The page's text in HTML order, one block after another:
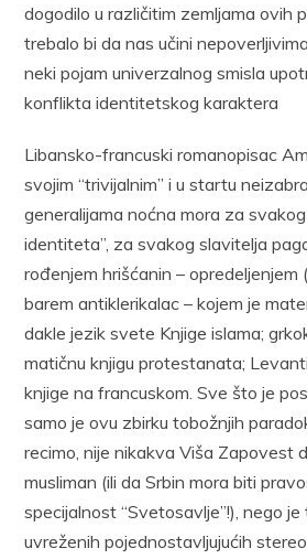
dogodilo u različitim zemljama ovih
trebalo bi da nas učini
neki pojam univerzalnog smisla
konflikta identitetskog karaktera
Libansko-francuski romanopisac
svojim “trivijalnim” i u startu
generalijama noćna mora za
identiteta”, za svakog slavitelja
rođenjem hrišćanin – opredeljenjem
barem antiklerikalac – kojem je
dakle jezik svete Knjige islama;
matičnu knjigu protestanata;
knjige na francuskom. Sve što je
samo je ovu zbirku tobožnjih
recimo, nije nikakva Viša Zapovest
musliman (ili da Srbin mora biti
specijalnost “Svetosavlje”!), nego
uvreženih pojednostavljujućih